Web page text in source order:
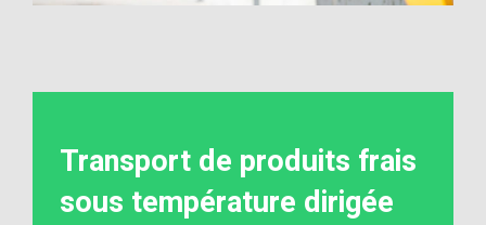
Transport de produits frais
sous température dirigée